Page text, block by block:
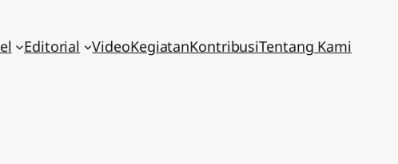
Editorial VideoKegiatanKontribusiTentang Kami